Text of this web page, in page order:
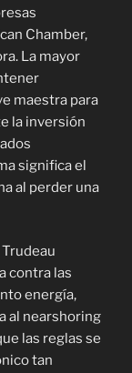
Chamber,
La mayor
maestra para
la inversión
significa el
al perder una
contra las
energía,
al nearshoring
las reglas se
tan